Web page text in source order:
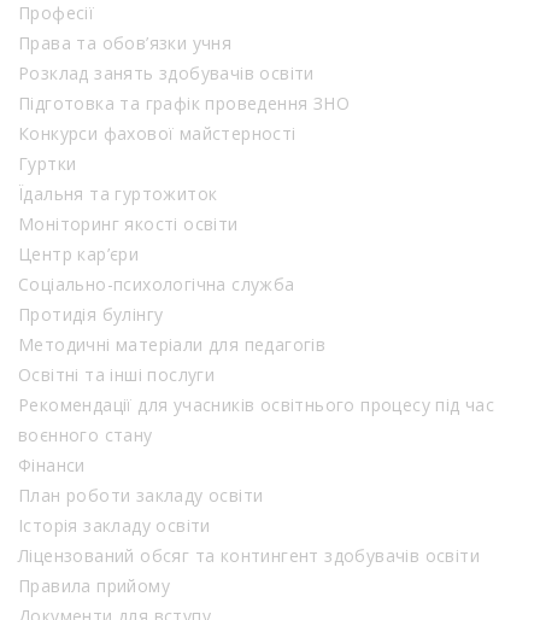
Професії
Права та обов’язки учня
Розклад занять здобувачів освіти
Підготовка та графік проведення ЗНО
Конкурси фахової майстерності
Гуртки
Їдальня та гуртожиток
Моніторинг якості освіти
Центр кар’єри
Соціально-психологічна служба
Протидія булінгу
Методичні матеріали для педагогів
Освітні та інші послуги
Рекомендації для учасників освітнього процесу під час
воєнного стану
Фінанси
План роботи закладу освіти
Історія закладу освіти
Ліцензований обсяг та контингент здобувачів освіти
Правила прийому